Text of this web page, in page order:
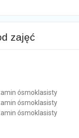
zajęć
ósmoklasisty
ósmoklasisty
ósmoklasisty